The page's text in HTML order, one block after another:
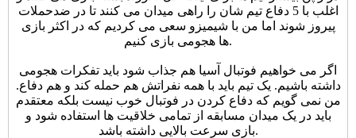
اغلب با 5 دفاع تیم شان را راهی میدان می کنند تا در ضدحملات
پیروز شوند اما من با شیمیزو سعی می کردیم که در اکثر بازی
ها هجومی بازی کنیم.
اگر می خواهیم فوتبال آسیا هم جذاب شود باید تفکرات هجومی
داشته باشیم. یک تیم باید با همه نفراتش هم حمله کند و هم دفاع.
من نمی گویم که دفاع کردن در فوتبال خوب نیست بلکه معتقدم
باید در یک میدان مسابقه از تمامی خلاقیت ها استفاده شود و
بازی سرعت بالایی داشته باشد.